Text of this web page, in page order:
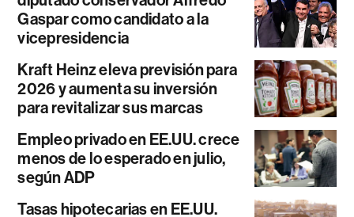
Gaspar como candidato a la
vicepresidencia
Kraft Heinz eleva previsión para
2026 y aumenta su inversión
para revitalizar sus marcas
Empleo privado en EE.UU. crece
menos de lo esperado en julio,
según ADP
Tasas hipotecarias en EE.UU.